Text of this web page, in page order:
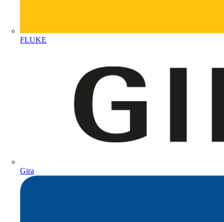
FLUKE
Gira